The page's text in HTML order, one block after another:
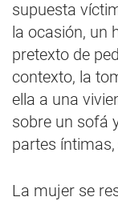
supuesta
la ocasión, un
pretexto de
contexto, la
ella a una
sobre un sofá
partes
La mujer se